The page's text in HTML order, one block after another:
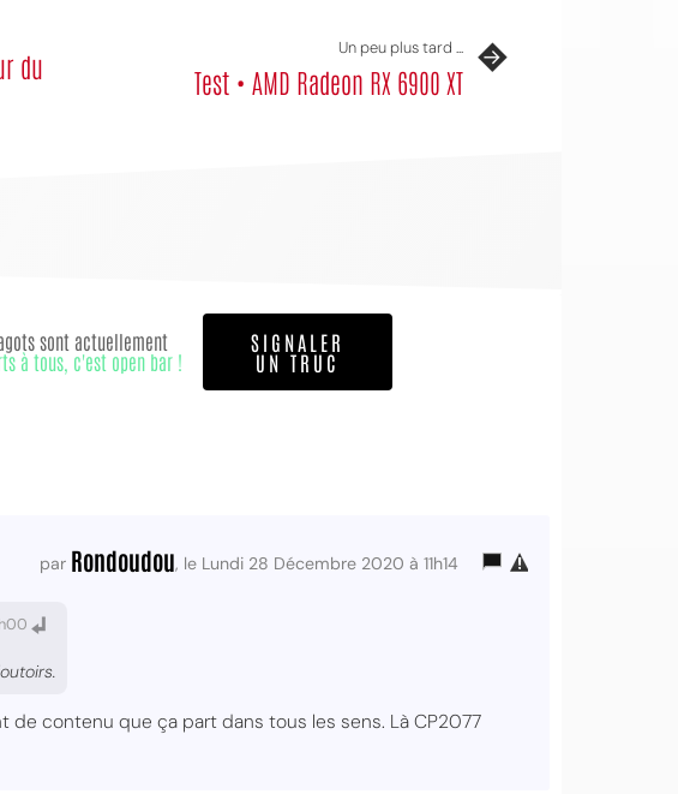
du
Un peu plus tard ...
Test • AMD Radeon RX 6900 XT
sont actuellement
à tous, c'est open bar !
SIGNALER
UN TRUC
par Rondoudou, le Lundi 28 Décembre 2020 à 11h14
contenu que ça part dans tous les sens. Là CP2077